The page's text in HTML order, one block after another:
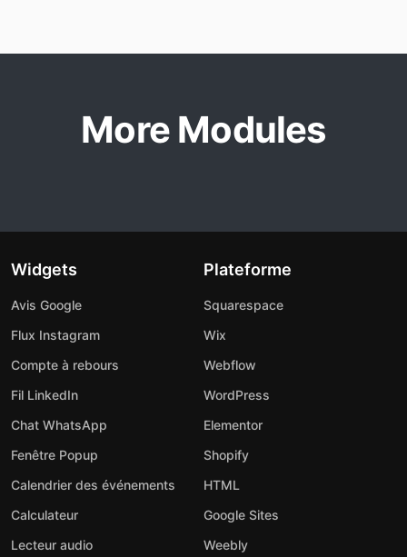
More Modules
Widgets
Avis Google
Flux Instagram
Compte à rebours
Fil LinkedIn
Chat WhatsApp
Fenêtre Popup
Calendrier des événements
Calculateur
Lecteur audio
Plateforme
Squarespace
Wix
Webflow
WordPress
Elementor
Shopify
HTML
Google Sites
Weebly